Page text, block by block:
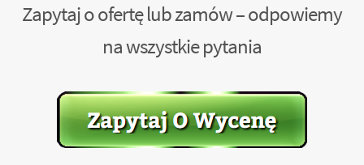
Zapytaj o ofertę lub zamów – odpowiemy
na wszystkie pytania